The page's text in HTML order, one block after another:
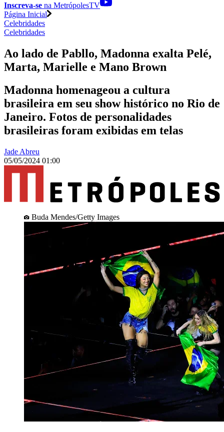
Inscreva-se na MetrópolesTV
Página Inicial
Celebridades
Celebridades
Ao lado de Pabllo, Madonna exalta Pelé,
Marta, Marielle e Mano Brown
Madonna homenageou a cultura
brasileira em seu show histórico no Rio de
Janeiro. Fotos de personalidades
brasileiras foram exibidas em telas
Jade Abreu
05/05/2024 01:00
Buda Mendes/Getty Images